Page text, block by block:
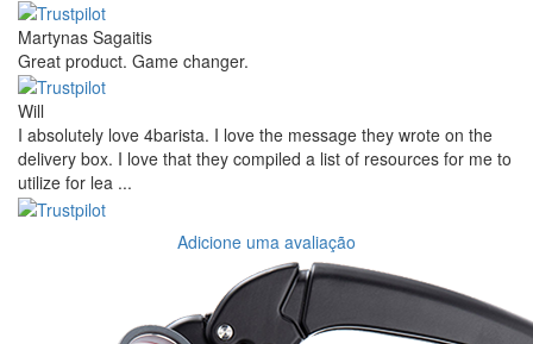
Martynas Sagaitis
Great product. Game changer.
Will
I absolutely love 4barista. I love the message they wrote on the
delivery box. I love that they compiled a list of resources for me to
utilize for lea ...
Adicione uma avaliação